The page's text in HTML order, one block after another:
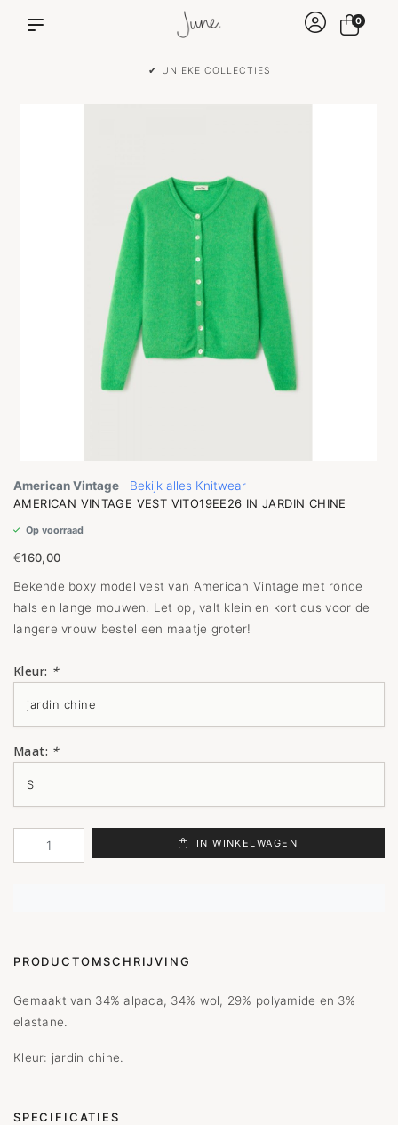
✔ VOOR 15:00 BESTELD IS DEZELFDE DAG VERZONDEN!
0
American Vintage
Bekijk alles Knitwear
AMERICAN VINTAGE VEST VITO19EE26 IN JARDIN CHINE
Op voorraad
€160,00
Bekende boxy model vest van American Vintage met ronde
hals en lange mouwen. Let op, valt klein en kort dus voor de
langere vrouw bestel een maatje groter!
Kleur: *
Maat: *
IN WINKELWAGEN
PRODUCTOMSCHRIJVING
Gemaakt van 34% alpaca, 34% wol, 29% polyamide en 3%
elastane.
Kleur: jardin chine.
SPECIFICATIES